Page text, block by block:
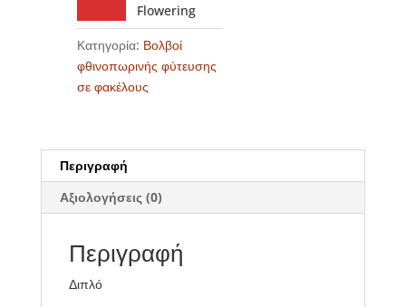
Flowering
Κατηγορία: Βολβοί
φθινοπωρινής φύτευσης
σε φακέλους
Περιγραφή
Αξιολογήσεις (0)
Περιγραφή
Διπλό